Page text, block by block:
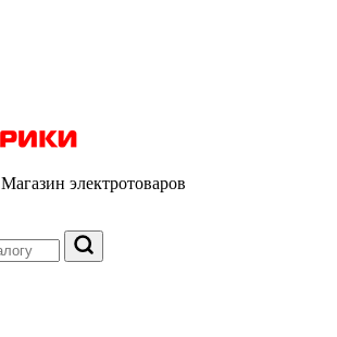
Магазин электротоваров